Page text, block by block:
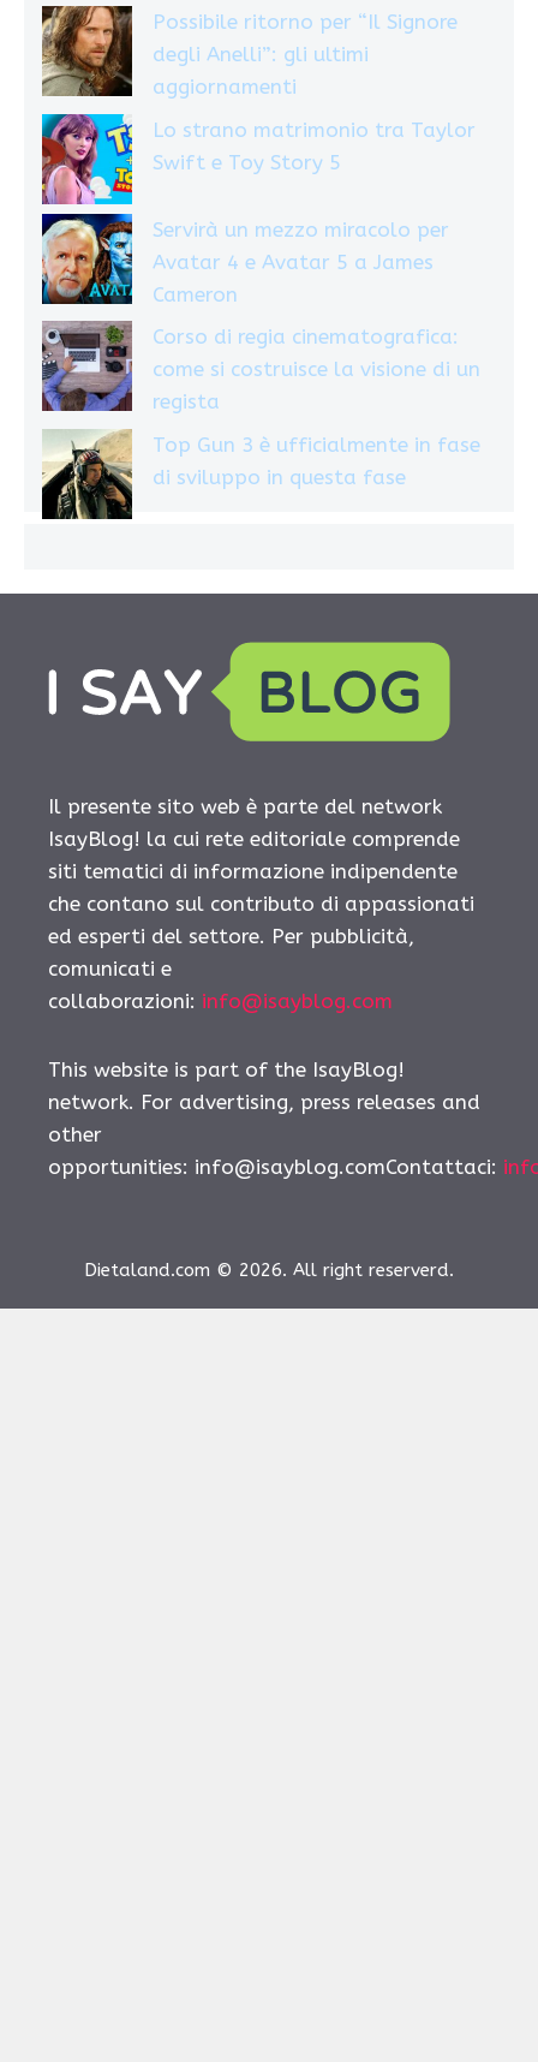
Possibile ritorno per “Il Signore
degli Anelli”: gli ultimi
aggiornamenti
Lo strano matrimonio tra Taylor
Swift e Toy Story 5
Servirà un mezzo miracolo per
Avatar 4 e Avatar 5 a James
Cameron
Corso di regia cinematografica:
come si costruisce la visione di un
regista
Top Gun 3 è ufficialmente in fase
di sviluppo in questa fase
Il presente sito web è parte del network
IsayBlog! la cui rete editoriale comprende
siti tematici di informazione indipendente
che contano sul contributo di appassionati
ed esperti del settore. Per pubblicità,
comunicati e
collaborazioni: info@isayblog.com
This website is part of the IsayBlog!
network. For advertising, press releases and
other
opportunities: info@isayblog.comContattaci:
Dietaland.com © 2026. All right reserverd.